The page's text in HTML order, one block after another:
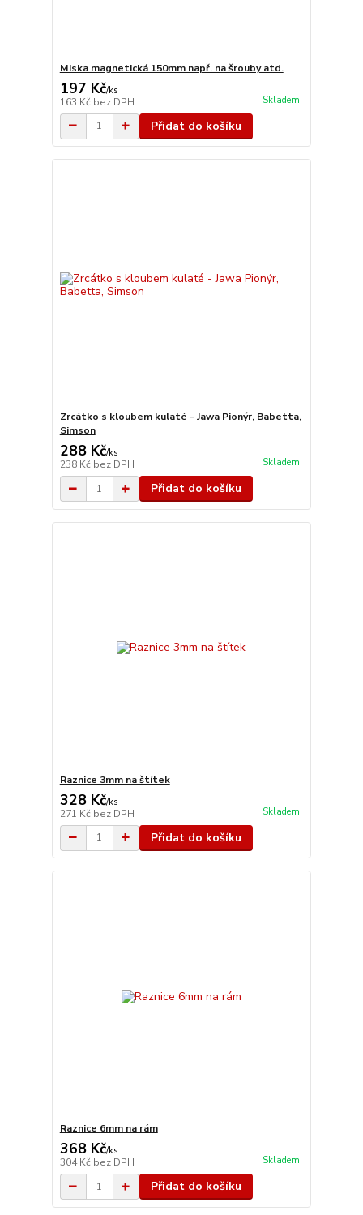
Miska magnetická 150mm např. na šrouby atd.
197 Kč/ks
163 Kč bez DPH Skladem
Přidat do košíku
Zrcátko s kloubem kulaté - Jawa Pionýr, Babetta,
Simson
288 Kč/ks
238 Kč bez DPH Skladem
Přidat do košíku
Raznice 3mm na štítek
328 Kč/ks
271 Kč bez DPH Skladem
Přidat do košíku
Raznice 6mm na rám
368 Kč/ks
304 Kč bez DPH Skladem
Přidat do košíku